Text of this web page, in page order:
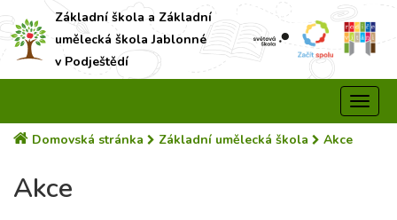
Základní škola a Základní
umělecká škola Jablonné
v Podještědí
Domovská stránka Základní umělecká škola Akce
Akce